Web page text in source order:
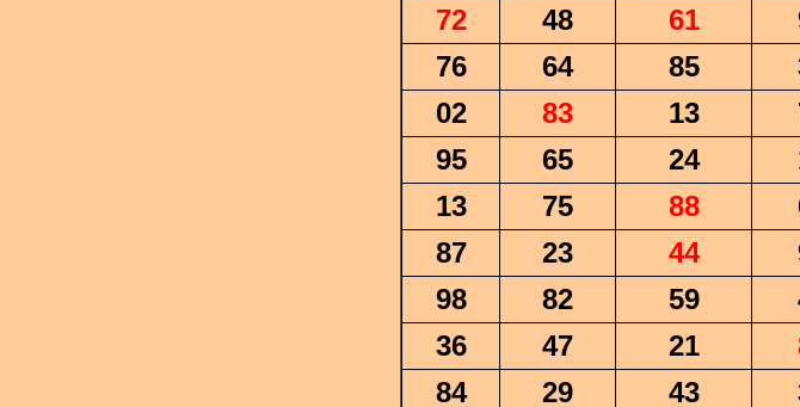
72
48 61
76
64 85
02
83 13
95
65 24
13
75 88
87
23 44
98
82 59
36
47 21
84
29 43